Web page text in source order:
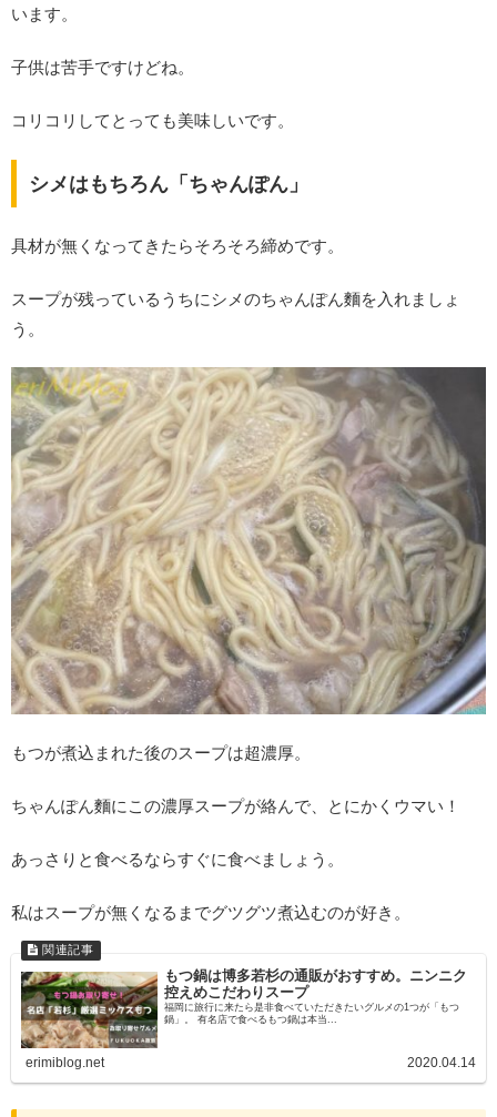
います。
子供は苦手ですけどね。
コリコリしてとっても美味しいです。
シメはもちろん「ちゃんぽん」
具材が無くなってきたらそろそろ締めです。
スープが残っているうちにシメのちゃんぽん麵を入れましょ
う。
もつが煮込まれた後のスープは超濃厚。
ちゃんぽん麵にこの濃厚スープが絡んで、とにかくウマい！
あっさりと食べるならすぐに食べましょう。
私はスープが無くなるまでグツグツ煮込むのが好き。
もつ鍋は博多若杉の通販がおすすめ。ニンニク
控えめこだわりスープ
福岡に旅行に来たら是非食べていただきたいグルメの1つが「もつ
鍋」。 有名店で食べるもつ鍋は本当...
erimiblog.net 2020.04.14